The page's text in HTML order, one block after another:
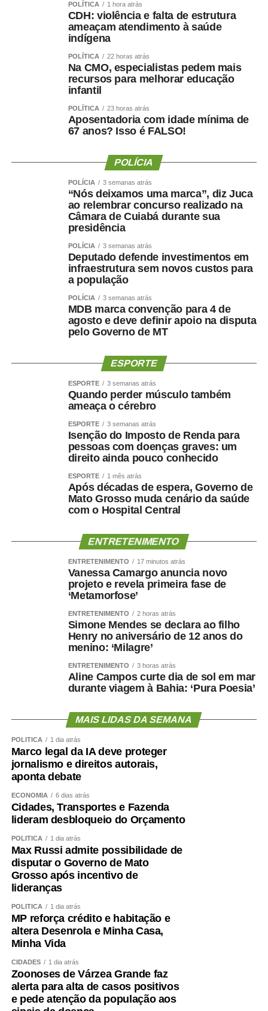
realizados com responsabilidade, transparência e
igualdade de oportunidades para todos os candidatos.
COMENTE ABAIXO:
WhatsApp
Facebook
Twitter
Messenger
LinkedIn
Share
POLÍTICA 1 hora atrás
CDH: violência e falta de estrutura
ameaçam atendimento à saúde
indígena
POLÍTICA 22 horas atrás
Na CMO, especialistas pedem mais
recursos para melhorar educação
infantil
POLÍTICA 23 horas atrás
Aposentadoria com idade mínima de
67 anos? Isso é FALSO!
POLÍCIA
POLÍCIA 3 semanas atrás
“Nós deixamos uma marca”, diz Juca
ao relembrar concurso realizado na
Câmara de Cuiabá durante sua
presidência
POLÍCIA 3 semanas atrás
Deputado defende investimentos em
infraestrutura sem novos custos para
a população
POLÍCIA 3 semanas atrás
MDB marca convenção para 4 de
agosto e deve definir apoio na disputa
pelo Governo de MT
ESPORTE
ESPORTE 3 semanas atrás
Quando perder músculo também
ameaça o cérebro
ESPORTE 3 semanas atrás
Isenção do Imposto de Renda para
pessoas com doenças graves: um
direito ainda pouco conhecido
ESPORTE 1 mês atrás
Após décadas de espera, Governo de
Mato Grosso muda cenário da saúde
com o Hospital Central
ENTRETENIMENTO
ENTRETENIMENTO 17 minutos atrás
Vanessa Camargo anuncia novo
projeto e revela primeira fase de
‘Metamorfose’
ENTRETENIMENTO 2 horas atrás
Simone Mendes se declara ao filho
Henry no aniversário de 12 anos do
menino: ‘Milagre’
ENTRETENIMENTO 3 horas atrás
Aline Campos curte dia de sol em mar
durante viagem à Bahia: ‘Pura Poesia’
MAIS LIDAS DA SEMANA
POLÍTICA 1 dia atrás
Marco legal da IA deve proteger
jornalismo e direitos autorais,
aponta debate
ECONOMIA 6 dias atrás
Cidades, Transportes e Fazenda
lideram desbloqueio do Orçamento
POLÍTICA 1 dia atrás
Max Russi admite possibilidade de
disputar o Governo de Mato
Grosso após incentivo de
lideranças
POLÍTICA 1 dia atrás
MP reforça crédito e habitação e
altera Desenrola e Minha Casa,
Minha Vida
CIDADES 1 dia atrás
Zoonoses de Várzea Grande faz
alerta para alta de casos positivos
e pede atenção da população aos